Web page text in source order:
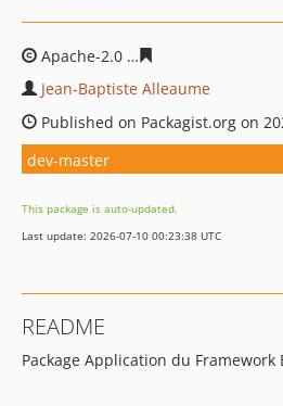
Apache-2.0
Jean-Baptiste Alleaume
Published on Packagist.org on
dev-master
This package is auto-updated.
Last update: 2026-07-10 00:23:38 UTC
README
Package Application du Framework